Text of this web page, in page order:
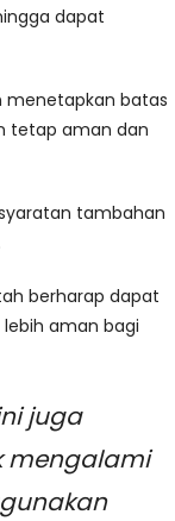
dapat
menetapkan batas
tetap aman dan
tambahan
berharap dapat
aman bagi
juga
mengalami